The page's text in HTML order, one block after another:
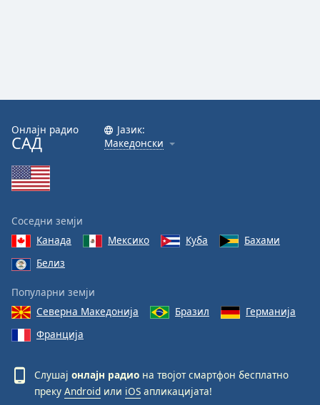
Онлајн радио
САД
Јазик:
Македонски
Соседни земји
Канада
Мексико Куба
Бахами
Белиз
Популарни земји
Северна Македонија
Бразил
Германија
Франција
Слушај онлајн радио на твојот смартфон бесплатно
преку Android или iOS апликацијата!